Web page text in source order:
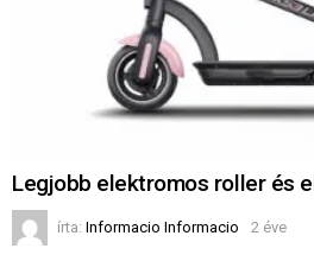
Legjobb elektromos roller és
írta: Informacio Informacio 2 éve